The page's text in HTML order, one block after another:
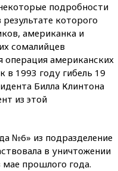
подробности
которого
американка и
сомалийцев
операция американских
в 1993 году гибель 19
Билла Клинтона
из этой
№6» из подразделение
в уничтожении
прошлого года.